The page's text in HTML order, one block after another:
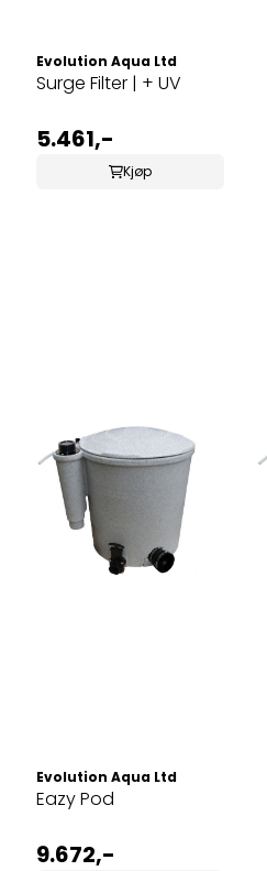
Evolution Aqua Ltd
Surge Filter | + UV
5.461,-
Kjøp
Evolution Aqua Ltd
Eazy Pod
9.672,-